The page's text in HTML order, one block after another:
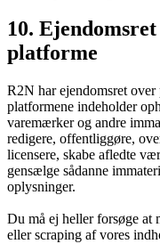
10.
platforme
R2N har ejendomsret
platformene indeholder
varemærker og andre
redigere, offentliggøre,
licensere, skabe afledte
gensælge sådanne
oplysninger.
Du må ej heller forsøge at
eller scraping af vores